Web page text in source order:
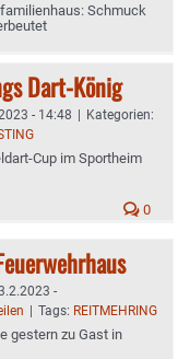
Schmuck
Dart-König
- 14:48 | Kategorien:
Cup im Sportheim
0
-
| Tags: REITMEHRING
gestern zu Gast in